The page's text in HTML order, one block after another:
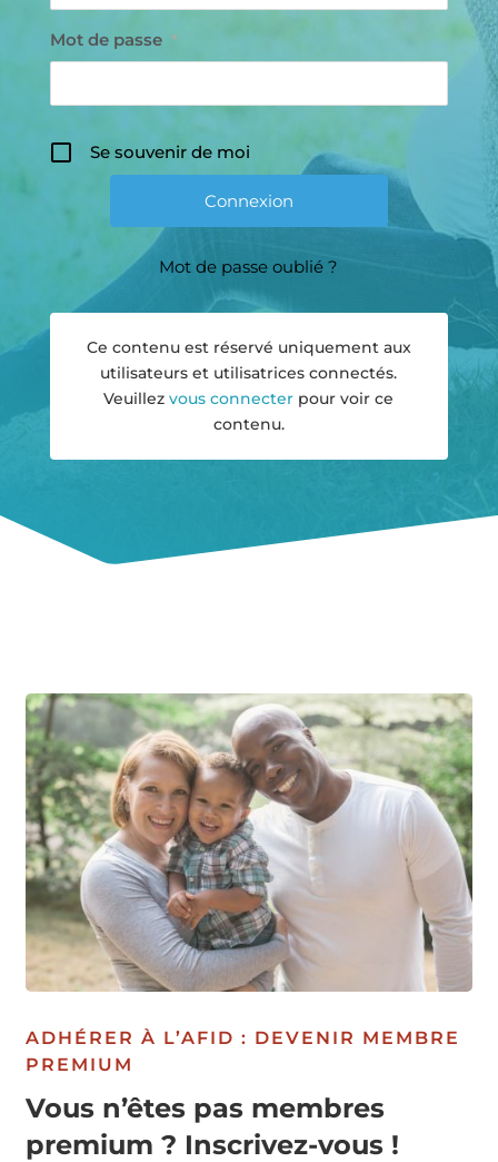
Mot de passe *
Se souvenir de moi
Mot de passe oublié ?
Ce contenu est réservé uniquement aux
utilisateurs et utilisatrices connectés.
Veuillezvous connecter pour voir ce
contenu.
ADHÉRER À L’AFID : DEVENIR MEMBRE
PREMIUM
Vous n’êtes pas membres
premium ? Inscrivez-vous !